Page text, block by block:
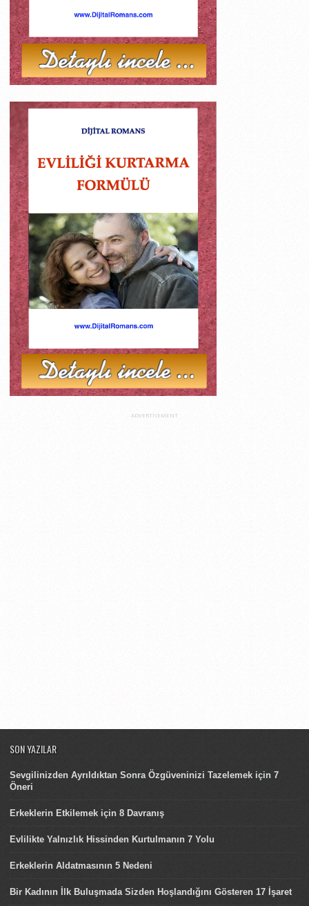
ADVERTISEMENT
SON YAZILAR
Sevgilinizden Ayrıldıktan Sonra Özgüveninizi Tazelemek için 7
Öneri
Erkeklerin Etkilemek için 8 Davranış
Evlilikte Yalnızlık Hissinden Kurtulmanın 7 Yolu
Erkeklerin Aldatmasının 5 Nedeni
Bir Kadının İlk Buluşmada Sizden Hoşlandığını Gösteren 17 İşaret